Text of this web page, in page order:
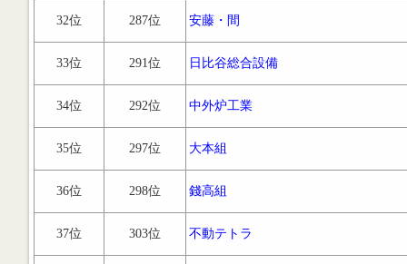
32位 287位 安藤・間
33位 291位 日比谷総合設備
34位 292位 中外炉工業
35位 297位 大本組
36位 298位 錢高組
37位 303位 不動テトラ